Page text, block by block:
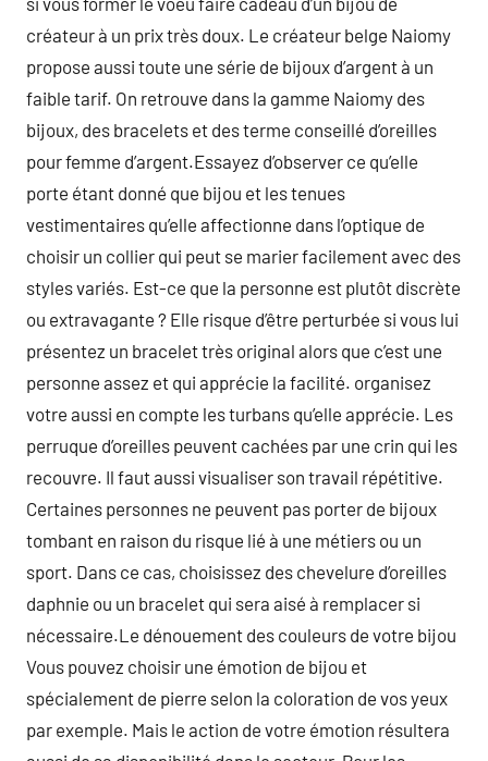
créateur à un prix très doux. Le créateur belge Naiomy
propose aussi toute une série de bijoux d’argent à un
faible tarif. On retrouve dans la gamme Naiomy des
bijoux, des bracelets et des terme conseillé d’oreilles
pour femme d’argent.Essayez d’observer ce qu’elle
porte étant donné que bijou et les tenues
vestimentaires qu’elle affectionne dans l’optique de
choisir un collier qui peut se marier facilement avec des
styles variés. Est-ce que la personne est plutôt discrète
ou extravagante ? Elle risque d’être perturbée si vous lui
présentez un bracelet très original alors que c’est une
personne assez et qui apprécie la facilité. organisez
votre aussi en compte les turbans qu’elle apprécie. Les
perruque d’oreilles peuvent cachées par une crin qui les
recouvre. Il faut aussi visualiser son travail répétitive.
Certaines personnes ne peuvent pas porter de bijoux
tombant en raison du risque lié à une métiers ou un
sport. Dans ce cas, choisissez des chevelure d’oreilles
daphnie ou un bracelet qui sera aisé à remplacer si
nécessaire.Le dénouement des couleurs de votre bijou
Vous pouvez choisir une émotion de bijou et
spécialement de pierre selon la coloration de vos yeux
par exemple. Mais le action de votre émotion résultera